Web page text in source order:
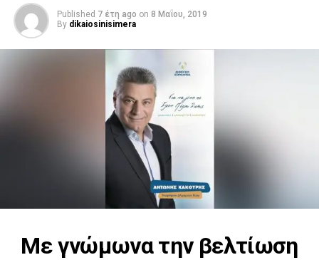
Published 7 έτη ago on 8 Μαΐου, 2019
By dikaiosinisimera
Με γνώμωνα την βελτίωση